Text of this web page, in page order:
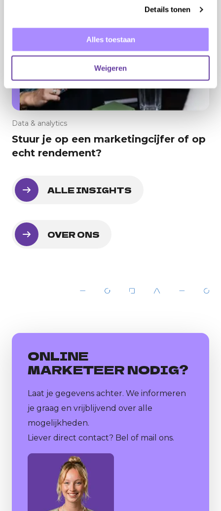
Details tonen
Alles toestaan
Weigeren
Data & analytics
Stuur je op een marketingcijfer of op
echt rendement?
ALLE INSIGHTS
OVER ONS
ONLINE
MARKETEER NODIG?
Laat je gegevens achter. We informeren
je graag en vrijblijvend over alle
mogelijkheden.
Liever direct contact? Bel of mail ons.